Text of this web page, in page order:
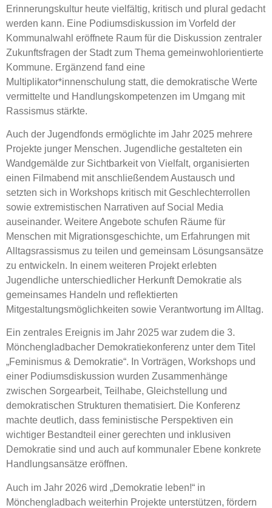
Erinnerungskultur heute vielfältig, kritisch und plural gedacht
werden kann. Eine Podiumsdiskussion im Vorfeld der
Kommunalwahl eröffnete Raum für die Diskussion zentraler
Zukunftsfragen der Stadt zum Thema gemeinwohlorientierte
Kommune. Ergänzend fand eine
Multiplikator*innenschulung statt, die demokratische Werte
vermittelte und Handlungskompetenzen im Umgang mit
Rassismus stärkte.
Auch der Jugendfonds ermöglichte im Jahr 2025 mehrere
Projekte junger Menschen. Jugendliche gestalteten ein
Wandgemälde zur Sichtbarkeit von Vielfalt, organisierten
einen Filmabend mit anschließendem Austausch und
setzten sich in Workshops kritisch mit Geschlechterrollen
sowie extremistischen Narrativen auf Social Media
auseinander. Weitere Angebote schufen Räume für
Menschen mit Migrationsgeschichte, um Erfahrungen mit
Alltagsrassismus zu teilen und gemeinsam Lösungsansätze
zu entwickeln. In einem weiteren Projekt erlebten
Jugendliche unterschiedlicher Herkunft Demokratie als
gemeinsames Handeln und reflektierten
Mitgestaltungsmöglichkeiten sowie Verantwortung im Alltag.
Ein zentrales Ereignis im Jahr 2025 war zudem die 3.
Mönchengladbacher Demokratiekonferenz unter dem Titel
„Feminismus & Demokratie“. In Vorträgen, Workshops und
einer Podiumsdiskussion wurden Zusammenhänge
zwischen Sorgearbeit, Teilhabe, Gleichstellung und
demokratischen Strukturen thematisiert. Die Konferenz
machte deutlich, dass feministische Perspektiven ein
wichtiger Bestandteil einer gerechten und inklusiven
Demokratie sind und auch auf kommunaler Ebene konkrete
Handlungsansätze eröffnen.
Auch im Jahr 2026 wird „Demokratie leben!“ in
Mönchengladbach weiterhin Projekte unterstützen, fördern